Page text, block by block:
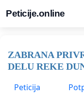
Peticije.online
ZABRANA
DELU REKE
Peticija